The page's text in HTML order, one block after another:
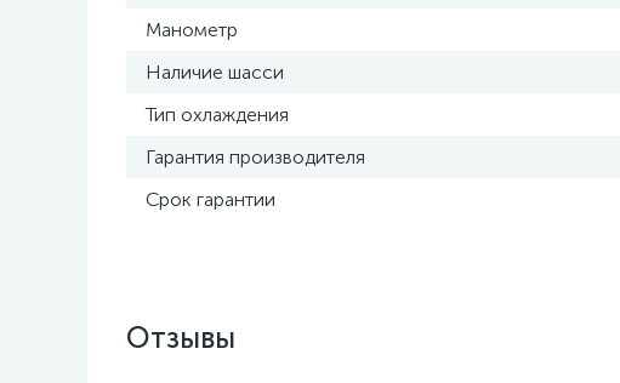
Манометр
Наличие шасси
Тип охлаждения
Гарантия производителя
Срок гарантии
Отзывы